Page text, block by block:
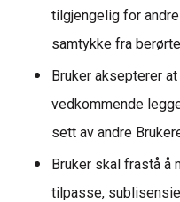
tilgjengelig for
samtykke fra
Bruker aksepterer
vedkommende
sett av andre
Bruker skal frastå å
tilpasse,